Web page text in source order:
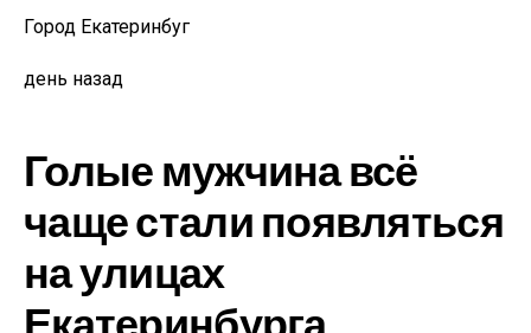
Город Екатеринбуг
день назад
Голые мужчина всё
чаще стали появляться
на улицах